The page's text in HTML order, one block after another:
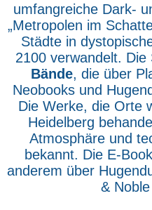
umfangreiche Dark-
„Metropolen im
Städte in
2100 verwandelt.
Bände, die über
Neobooks und
Die Werke, die Orte
Heidelberg
Atmosphäre und
bekannt. Die E-
anderem über
&